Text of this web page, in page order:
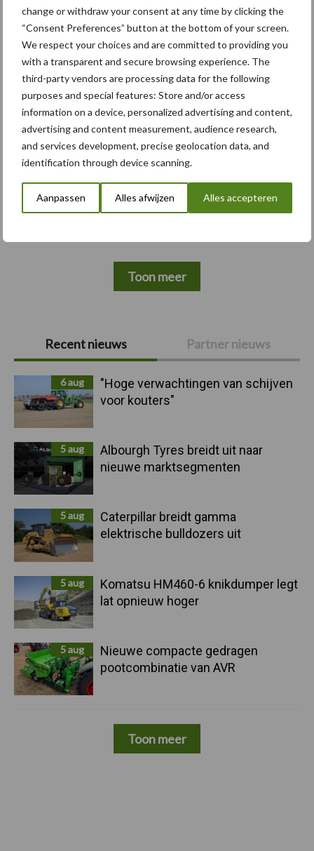
change or withdraw your consent at any time by clicking the
“Consent Preferences” button at the bottom of your screen.
We respect your choices and are committed to providing you
with a transparent and secure browsing experience. The
third-party vendors are processing data for the following
purposes and special features: Store and/or access
information on a device, personalized advertising and content,
advertising and content measurement, audience research,
and services development, precise geolocation data, and
identification through device scanning.
Aanpassen Alles afwijzen Alles accepteren
Primaire
Sidebar
Recent nieuws Partner nieuws
6 aug
"Hoge verwachtingen van schijven
voor kouters"
5 aug
Albourgh Tyres breidt uit naar
nieuwe marktsegmenten
5 aug
Caterpillar breidt gamma
elektrische bulldozers uit
5 aug
Komatsu HM460-6 knikdumper legt
lat opnieuw hoger
5 aug
Nieuwe compacte gedragen
pootcombinatie van AVR
Toon meer
Themapagina's
Bemesting Gewas & ruwvoer Loonwerk
Compost Dierlijke mest
Toon meer